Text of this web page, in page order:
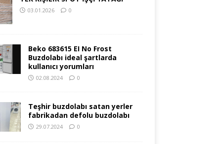
03.01.2026 0
Beko 683615 EI No Frost
Buzdolabı ideal şartlarda
kullanıcı yorumları
02.08.2024 0
Teşhir buzdolabı satan yerler
fabrikadan defolu buzdolabı
29.07.2024 0